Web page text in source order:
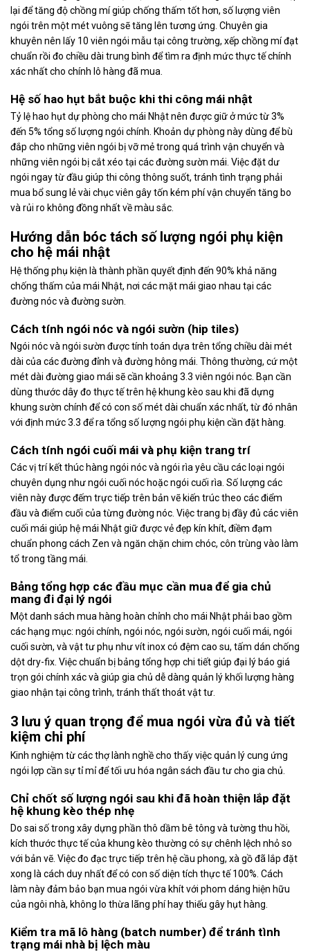
lại để tăng độ chồng mí giúp chống thấm tốt hơn, số lượng viên
ngói trên một mét vuông sẽ tăng lên tương ứng. Chuyên gia
khuyên nên lấy 10 viên ngói mẫu tại công trường, xếp chồng mí đạt
chuẩn rồi đo chiều dài trung bình để tìm ra định mức thực tế chính
xác nhất cho chính lô hàng đã mua.
Hệ số hao hụt bắt buộc khi thi công mái nhật
Tỷ lệ hao hụt dự phòng cho mái Nhật nên được giữ ở mức từ 3%
đến 5% tổng số lượng ngói chính. Khoản dự phòng này dùng để bù
đắp cho những viên ngói bị vỡ mẻ trong quá trình vận chuyển và
những viên ngói bị cắt xéo tại các đường sườn mái. Việc đặt dư
ngói ngay từ đầu giúp thi công thông suốt, tránh tình trạng phải
mua bổ sung lẻ vài chục viên gây tốn kém phí vận chuyển tăng bo
và rủi ro không đồng nhất về màu sắc.
Hướng dẫn bóc tách số lượng ngói phụ kiện
cho hệ mái nhật
Hệ thống phụ kiện là thành phần quyết định đến 90% khả năng
chống thấm của mái Nhật, nơi các mặt mái giao nhau tại các
đường nóc và đường sườn.
Cách tính ngói nóc và ngói sườn (hip tiles)
Ngói nóc và ngói sườn được tính toán dựa trên tổng chiều dài mét
dài của các đường đỉnh và đường hông mái. Thông thường, cứ một
mét dài đường giao mái sẽ cần khoảng 3.3 viên ngói nóc. Bạn cần
dùng thước dây đo thực tế trên hệ khung kèo sau khi đã dựng
khung sườn chính để có con số mét dài chuẩn xác nhất, từ đó nhân
với định mức 3.3 để ra tổng số lượng ngói phụ kiện cần đặt hàng.
Cách tính ngói cuối mái và phụ kiện trang trí
Các vị trí kết thúc hàng ngói nóc và ngói rìa yêu cầu các loại ngói
chuyên dụng như ngói cuối nóc hoặc ngói cuối rìa. Số lượng các
viên này được đếm trực tiếp trên bản vẽ kiến trúc theo các điểm
đầu và điểm cuối của từng đường nóc. Việc trang bị đầy đủ các viên
cuối mái giúp hệ mái Nhật giữ được vẻ đẹp kín khít, điềm đạm
chuẩn phong cách Zen và ngăn chặn chim chóc, côn trùng vào làm
tổ trong tầng mái.
Bảng tổng hợp các đầu mục cần mua để gia chủ
mang đi đại lý ngói
Một danh sách mua hàng hoàn chỉnh cho mái Nhật phải bao gồm
các hạng mục: ngói chính, ngói nóc, ngói sườn, ngói cuối mái, ngói
cuối sườn, và vật tư phụ như vít inox có đệm cao su, tấm dán chống
dột dry-fix. Việc chuẩn bị bảng tổng hợp chi tiết giúp đại lý báo giá
trọn gói chính xác và giúp gia chủ dễ dàng quản lý khối lượng hàng
giao nhận tại công trình, tránh thất thoát vật tư.
3 lưu ý quan trọng để mua ngói vừa đủ và tiết
kiệm chi phí
Kinh nghiệm từ các thợ lành nghề cho thấy việc quản lý cung ứng
ngói lợp cần sự tỉ mỉ để tối ưu hóa ngân sách đầu tư cho gia chủ.
Chỉ chốt số lượng ngói sau khi đã hoàn thiện lắp đặt
hệ khung kèo thép nhẹ
Do sai số trong xây dựng phần thô dầm bê tông và tường thu hồi,
kích thước thực tế của khung kèo thường có sự chênh lệch nhỏ so
với bản vẽ. Việc đo đạc trực tiếp trên hệ cầu phong, xà gồ đã lắp đặt
xong là cách duy nhất để có con số diện tích thực tế 100%. Cách
làm này đảm bảo bạn mua ngói vừa khít với phom dáng hiện hữu
của ngôi nhà, không lo thừa lãng phí hay thiếu gây hụt hàng.
Kiểm tra mã lô hàng (batch number) để tránh tình
trạng mái nhà bị lệch màu